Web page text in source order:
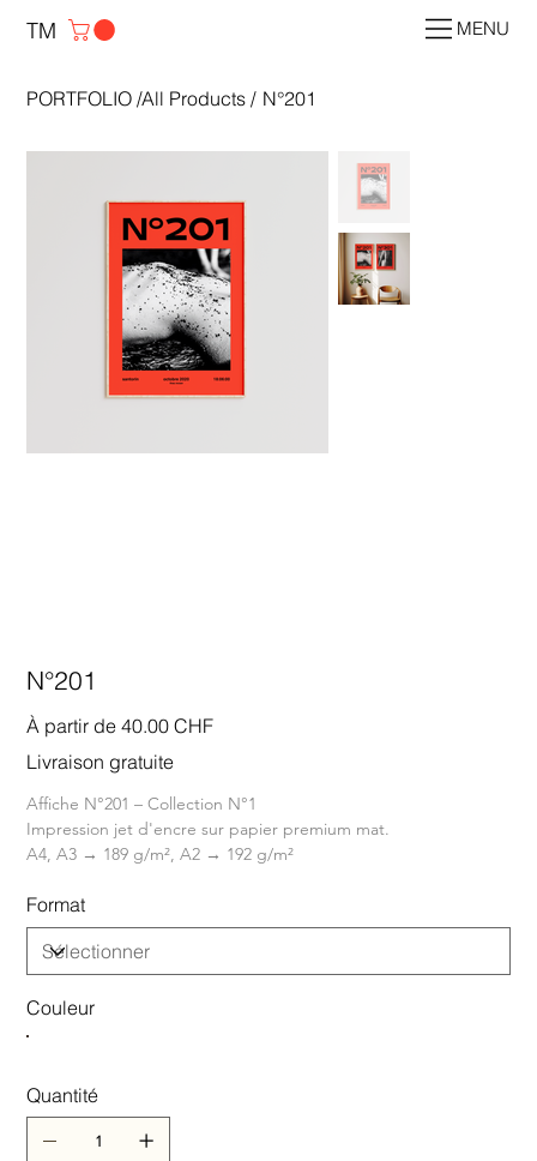
TM MENU
PORTFOLIO /All Products / N°201
N°201
À partir de Prix
40.00 CHF
Livraison gratuite
Affiche N°201 – Collection N°1
Impression jet d'encre sur papier premium mat.
A4, A3 → 189 g/m², A2 → 192 g/m²
Format
Couleur
Quantité